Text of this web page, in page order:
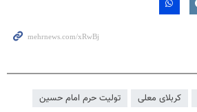
کربلای معلی
تولیت حرم امام حسین